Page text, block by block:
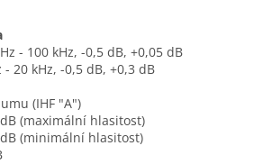
- 100 kHz, -0,5 dB, +0,05 dB
20 kHz, -0,5 dB, +0,3 dB
(IHF "A")
(maximální hlasitost)
(minimální hlasitost)